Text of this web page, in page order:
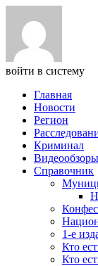
войти в систему
Главная
Новости
Регион
Криминал
Видеообзоры
Справочник
1-е
Кто
Кто